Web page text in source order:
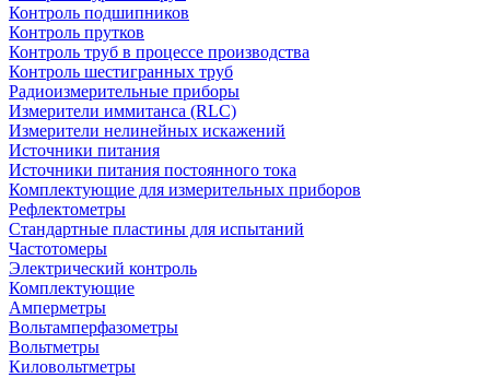
Контроль подшипников
Контроль прутков
Контроль труб в процессе производства
Контроль шестигранных труб
Радиоизмерительные приборы
Измерители иммитанса (RLC)
Измерители нелинейных искажений
Источники питания
Источники питания постоянного тока
Комплектующие для измерительных приборов
Рефлектометры
Стандартные пластины для испытаний
Частотомеры
Электрический контроль
Комплектующие
Амперметры
Вольтамперфазометры
Вольтметры
Киловольтметры